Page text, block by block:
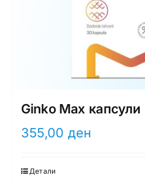
Ginko Max капсули
355,00 ден
Детали